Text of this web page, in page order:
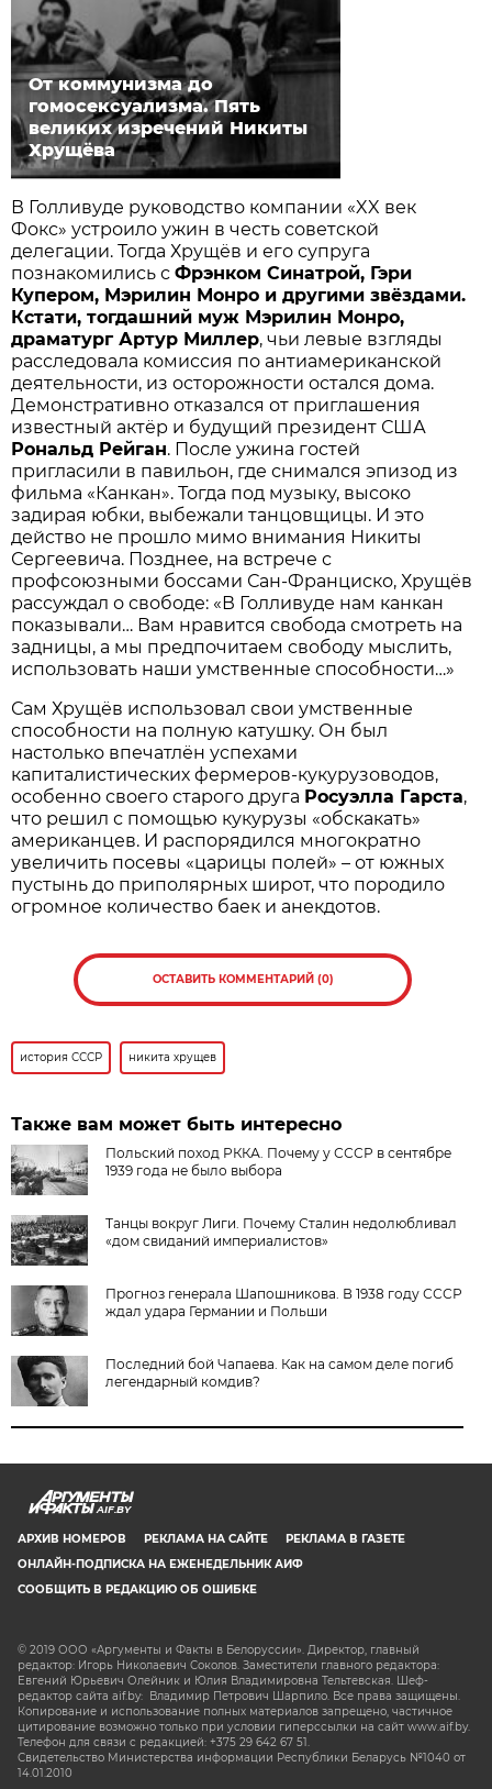
От коммунизма до
гомосексуализма. Пять
великих изречений Никиты
Хрущёва
В Голливуде руководство компании «XX век
Фокс» устроило ужин в честь советской
делегации. Тогда Хрущёв и его супруга
познакомились сФрэнком Синатрой, Гэри
Купером, Мэрилин Монро и другими звёздами.
Кстати, тогдашний муж Мэрилин Монро,
драматург Артур Миллер, чьи левые взгляды
расследовала комиссия по антиамериканской
деятельности, из осторожности остался дома.
Демонстративно отказался от приглашения
известный актёр и будущий президент США
Рональд Рейган. После ужина гостей
пригласили в павильон, где снимался эпизод из
фильма «Канкан». Тогда под музыку, высоко
задирая юбки, выбежали танцовщицы. И это
действо не прошло мимо внимания Никиты
Сергеевича. Позднее, на встрече с
профсоюзными боссами Сан-Франциско, Хрущёв
рассуждал о свободе: «В Голливуде нам канкан
показывали… Вам нравится свобода смотреть на
задницы, а мы предпочитаем свободу мыслить,
использовать наши умственные способности…»
Сам Хрущёв использовал свои умственные
способности на полную катушку. Он был
настолько впечатлён успехами
капиталистических фермеров-кукурузоводов,
особенно своего старого друга Росуэлла Гарста,
что решил с помощью кукурузы «обскакать»
американцев. И распорядился многократно
увеличить посевы «царицы полей» – от южных
пустынь до приполярных широт, что породило
огромное количество баек и анекдотов.
ОСТАВИТЬ КОММЕНТАРИЙ (0)
история СССР никита хрущев
Также вам может быть интересно
Польский поход РККА. Почему у СССР в сентябре
1939 года не было выбора
Танцы вокруг Лиги. Почему Сталин недолюбливал
«дом свиданий империалистов»
Прогноз генерала Шапошникова. В 1938 году СССР
ждал удара Германии и Польши
Последний бой Чапаева. Как на самом деле погиб
легендарный комдив?
AIF.BY
АРХИВ НОМЕРОВ РЕКЛАМА НА САЙТЕ
РЕКЛАМА В ГАЗЕТЕ
ОНЛАЙН-ПОДПИСКА НА ЕЖЕНЕДЕЛЬНИК АИФ
СООБЩИТЬ В РЕДАКЦИЮ ОБ ОШИБКЕ
© 2019 ООО «Аргументы и Факты в Белоруссии». Директор, главный
редактор: Игорь Николаевич Соколов. Заместители главного редактора:
Евгений Юрьевич Олейник и Юлия Владимировна Тельтевская. Шеф-
редактор сайта aif.by: Владимир Петрович Шарпило. Все права защищены.
Копирование и использование полных материалов запрещено, частичное
цитирование возможно только при условии гиперссылки на сайт www.aif.by.
Телефон для связи с редакцией: +375 29 642 67 51.
Свидетельство Министерства информации Республики Беларусь №1040 от
14.01.2010